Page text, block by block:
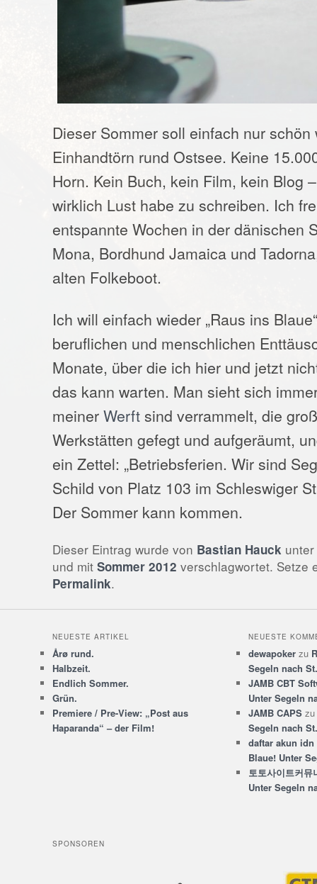
Dieser Sommer soll einfach nur
Einhandtörn rund Ostsee. Keine
Horn. Kein Buch, kein Film, kein Blog
wirklich Lust habe zu schreiben. Ich
entspannte Wochen in der dänischen
Mona, Bordhund Jamaica und
alten Folkeboot.
Ich will einfach wieder „Raus ins
beruflichen und menschlichen
Monate, über die ich hier und jetzt
das kann warten. Man sieht sich
meinerWerft sind verrammelt, die
Werkstätten gefegt und aufgeräumt,
ein Zettel: „Betriebsferien. Wir sind
Schild von Platz 103 im Schleswiger
Der Sommer kann kommen.
Dieser Eintrag wurde von Bastian Hauck
und mitSommer 2012 verschlagwortet. Setze
Permalink.
NEUESTE ARTIKEL
Årø rund.
Halbzeit.
Endlich Sommer.
Grün.
Premiere / Pre-View: „Post aus
Haparanda“ – der Film!
NEUESTE
dewapoker zu
Segeln nach
JAMB CBT
Unter Segeln
JAMB CAPS
Segeln nach
daftar akun idn
Blaue! Unter
토토사이트커뮤
Unter Segeln
SPONSOREN